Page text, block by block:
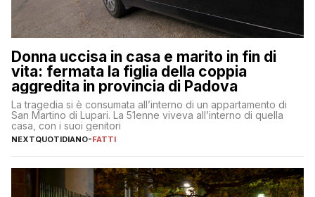
Donna uccisa in casa e marito in fin di
vita: fermata la figlia della coppia
aggredita in provincia di Padova
La tragedia si è consumata all’interno di un appartamento di
San Martino di Lupari. La 51enne viveva all’interno di quella
casa, con i suoi genitori
NEXTQUOTIDIANO-FATTI